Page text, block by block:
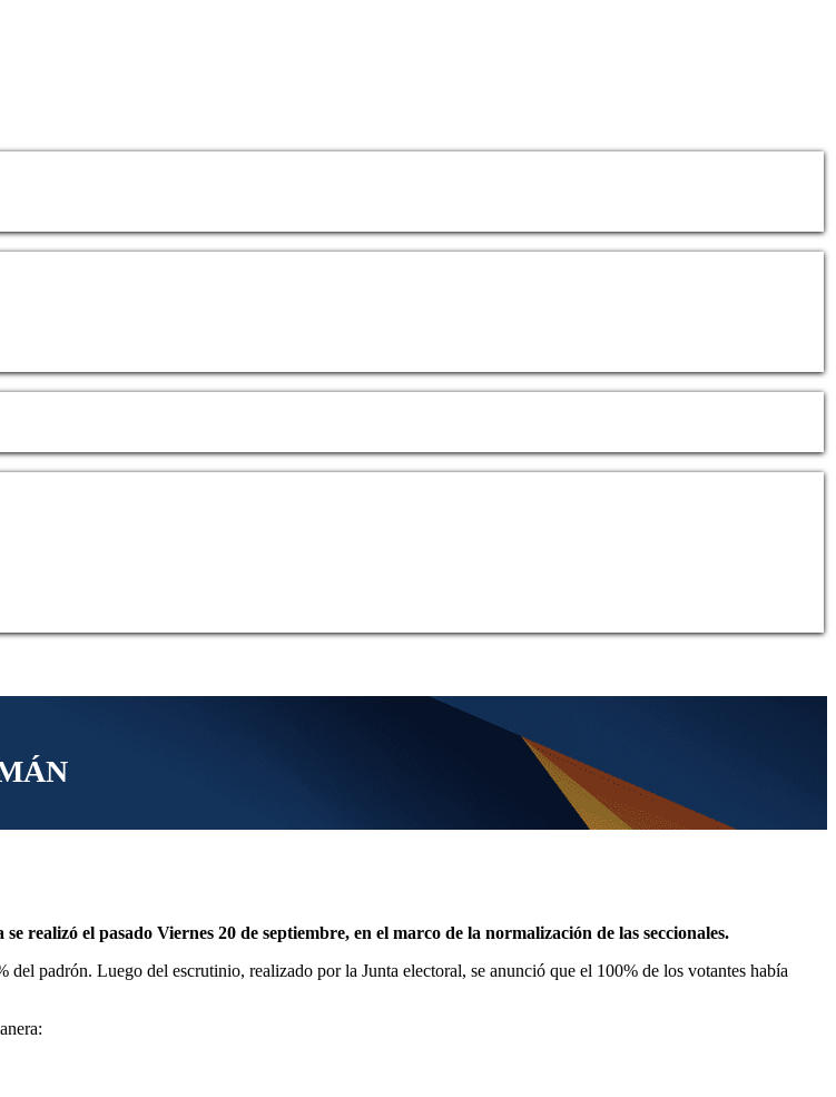
realizó el pasado Viernes 20 de septiembre, en el marco de la normalización de las seccionales.
padrón. Luego del escrutinio, realizado por la Junta electoral, se anunció que el 100% de los votantes había